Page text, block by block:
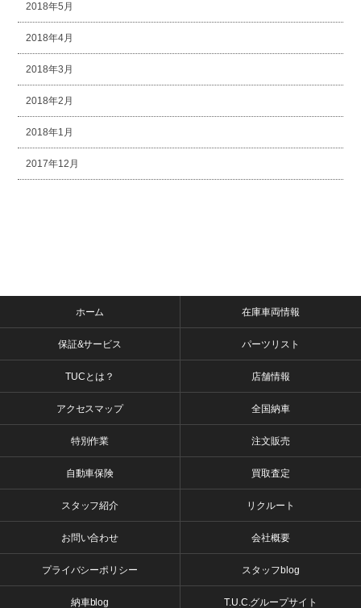
2018年5月
2018年4月
2018年3月
2018年2月
2018年1月
2017年12月
ホーム 在庫車両情報
保証&サービス パーツリスト
TUCとは？ 店舗情報
アクセスマップ 全国納車
特別作業 注文販売
自動車保険 買取査定
スタッフ紹介 リクルート
お問い合わせ 会社概要
プライバシーポリシー スタッフblog
納車blog T.U.C.グループサイト